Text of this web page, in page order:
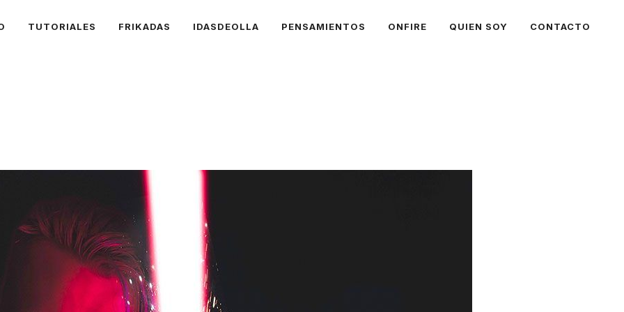
TUTORIALES FRIKADAS IDASDEOLLA PENSAMIENTOS ONFIRE QUIEN SOY CONTACTO